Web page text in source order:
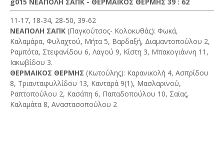
11-17, 18-34, 28-50, 39-62
ΝΕΑΠΟΛΗ ΣΑΠΚ (Παγκούτσος- Κολοκυθάς): Φωκά,
Καλαμάρα, Φυλαχτού, Μήτα 5, Βαρδαξή, Διαμαντοπούλου 2,
Ραμπότα, Στεφανίδου 6, Λαγού 9, Κίστη 3, Μπακογιάννη 11,
Ιακωβίδου 3.
ΘΕΡΜΑΙΚΟΣ ΘΕΡΜΗΣ (Κωτούλης): Καρανικολή 4, Ασπρίδου
8, Τριανταφυλλίδου 13, Κανταρά 9(1), Μασλαρινού,
Ραπτοπούλου 2, Κασάπη 6, Παπαδοπούλου 10, Σαϊας,
Καλαμάτα 8, Αναστασοπούλου 2